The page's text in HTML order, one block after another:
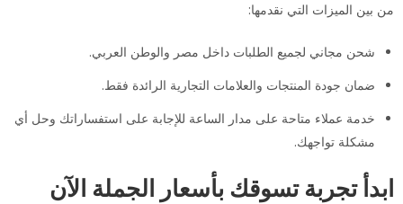
من بين الميزات التي نقدمها:
شحن مجاني لجميع الطلبات داخل مصر والوطن العربي.
ضمان جودة المنتجات والعلامات التجارية الرائدة فقط.
خدمة عملاء متاحة على مدار الساعة للإجابة على استفساراتك وحل أي
مشكلة تواجهك.
ابدأ تجربة تسوقك بأسعار الجملة الآن